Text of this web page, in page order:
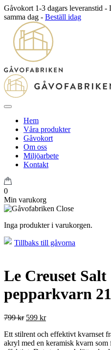
Gåvokort 1-3 dagars leveranstid -
samma dag - Beställ idag
Hem
Våra produkter
Gåvokort
Om oss
Miljöarbete
Kontakt
0
Min varukorg
Inga produkter i varukorgen.
Tillbaks till gåvorna
Le Creuset
pepparkvarn
799kr 599 kr
Ett stilrent och effektivt kvarnset
akryl med en keramisk kvarn